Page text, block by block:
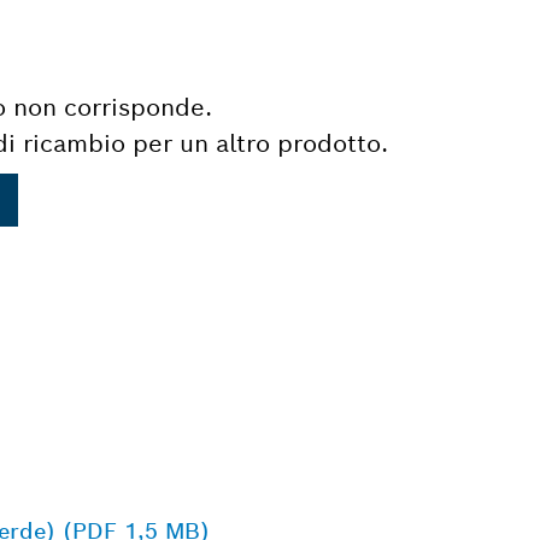
corrisponde.
ricambio per un altro prodotto.
(PDF 1,5 MB)